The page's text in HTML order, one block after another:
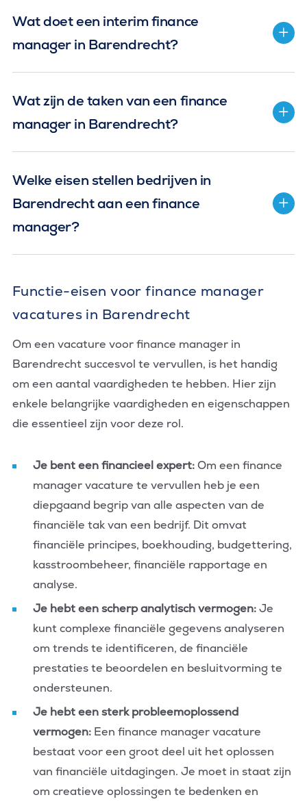
Wat doet een interim finance
manager in Barendrecht?
Wat zijn de taken van een finance
manager in Barendrecht?
Welke eisen stellen bedrijven in
Barendrecht aan een finance
manager?
Functie-eisen voor finance manager
vacatures in Barendrecht
Om een vacature voor finance manager in
Barendrecht succesvol te vervullen, is het handig
om een aantal vaardigheden te hebben. Hier zijn
enkele belangrijke vaardigheden en eigenschappen
die essentieel zijn voor deze rol.
Je bent een financieel expert:Om een finance
manager vacature te vervullen heb je een
diepgaand begrip van alle aspecten van de
financiële tak van een bedrijf. Dit omvat
financiële principes, boekhouding, budgettering,
kasstroombeheer, financiële rapportage en
analyse.
Je hebt een scherp analytisch vermogen:Je
kunt complexe financiële gegevens analyseren
om trends te identificeren, de financiële
prestaties te beoordelen en besluitvorming te
ondersteunen.
Je hebt een sterk probleemoplossend
vermogen: Een finance manager vacature
bestaat voor een groot deel uit het oplossen
van financiële uitdagingen. Je moet in staat zijn
om creatieve oplossingen te bedenken en